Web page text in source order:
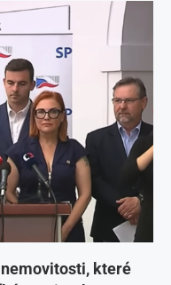
které